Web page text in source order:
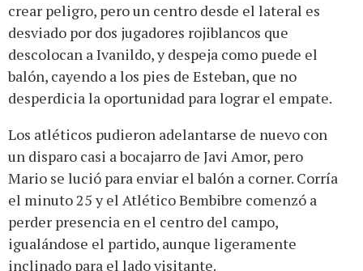
crear peligro, pero un centro desde el lateral es
desviado por dos jugadores rojiblancos que
descolocan a Ivanildo, y despeja como puede el
balón, cayendo a los pies de Esteban, que no
desperdicia la oportunidad para lograr el empate.
Los atléticos pudieron adelantarse de nuevo con
un disparo casi a bocajarro de Javi Amor, pero
Mario se lució para enviar el balón a corner. Corría
el minuto 25 y el Atlético Bembibre comenzó a
perder presencia en el centro del campo,
igualándose el partido, aunque ligeramente
inclinado para el lado visitante.